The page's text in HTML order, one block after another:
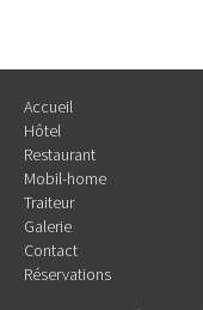
Accueil
Hôtel
Restaurant
Mobil-home
Traiteur
Galerie
Contact
Réservations